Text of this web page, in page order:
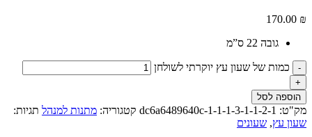
170.00 ₪
גובה 22 ס”מ
כמות של שעון עץ יוקרתי לשולחן
הוספה לסל
מק"ט: dc6a6489640c-1-1-1-3-1-1-2-1 קטגוריה: מתנות למנהל תגיות:
שעון עץ, שעונים